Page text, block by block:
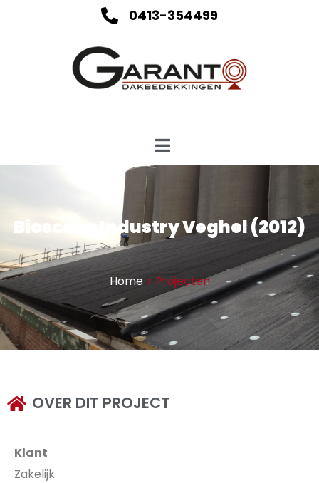
0413-354499
Bioscoop Industry Veghel (2012)
Home > Projecten
OVER DIT PROJECT
Klant
Zakelijk